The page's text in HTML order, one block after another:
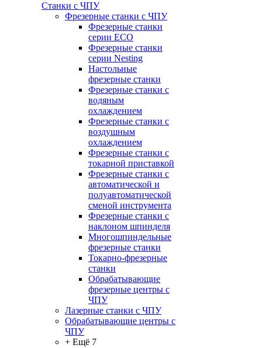
Станки с ЧПУ
Фрезерные станки с ЧПУ
Фрезерные станки
серии ECO
Фрезерные станки
серии Nesting
Настольные
фрезерные станки
Фрезерные станки с
водяным
охлаждением
Фрезерные станки с
воздушным
охлаждением
Фрезерные станки с
токарной приставкой
Фрезерные станки с
автоматической и
полуавтоматической
сменой инструмента
Фрезерные станки с
наклоном шпинделя
Многошпиндельные
фрезерные станки
Токарно-фрезерные
станки
Обрабатывающие
фрезерные центры с
ЧПУ
Лазерные станки с ЧПУ
Обрабатывающие центры с
ЧПУ
+ Ещё 7